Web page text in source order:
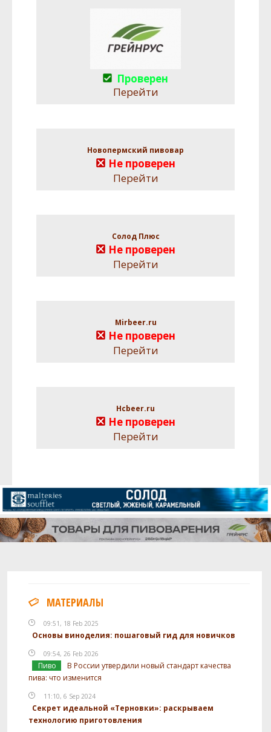
Проверен
Перейти
Новопермский пивовар
Не проверен
Перейти
Солод Плюс
Не проверен
Перейти
Mirbeer.ru
Не проверен
Перейти
Hcbeer.ru
Не проверен
Перейти
МАТЕРИАЛЫ
09:51, 18 Feb 2025
Основы виноделия: пошаговый гид для новичков
09:54, 26 Feb 2026
Пиво
В России утвердили новый стандарт качества
пива: что изменится
11:10, 6 Sep 2024
Секрет идеальной «Терновки»: раскрываем
технологию приготовления